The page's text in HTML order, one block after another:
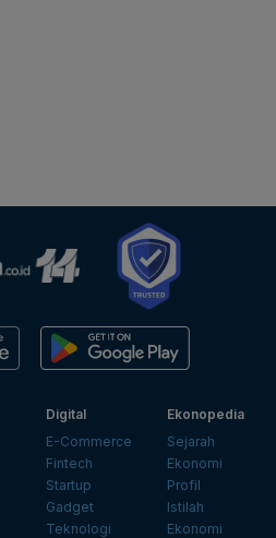
Digital
E-Commerce
Fintech
Startup
Gadget
Teknologi
Ekonopedia
Sejarah
Ekonomi
Profil
Istilah
Ekonomi